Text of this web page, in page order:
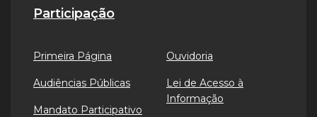
Participação
Primeira Página
Audiências Públicas
Mandato Participativo
Ouvidoria
Lei de Acesso à
Informação